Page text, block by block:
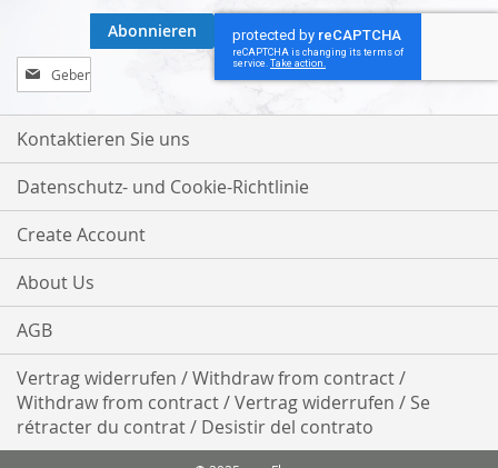
Melden
Sie
sich
für
Newsletter
an:
Abonnieren
Kontaktieren Sie uns
Datenschutz- und Cookie-Richtlinie
Create Account
About Us
AGB
Vertrag widerrufen / Withdraw from contract /
Withdraw from contract / Vertrag widerrufen / Se
rétracter du contrat / Desistir del contrato